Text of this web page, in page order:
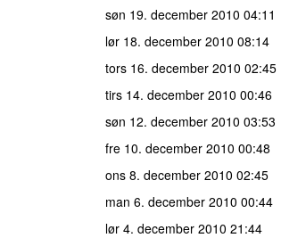
søn 19. december 2010 04:11
lør 18. december 2010 08:14
tors 16. december 2010 02:45
tirs 14. december 2010 00:46
søn 12. december 2010 03:53
fre 10. december 2010 00:48
ons 8. december 2010 02:45
man 6. december 2010 00:44
lør 4. december 2010 21:44